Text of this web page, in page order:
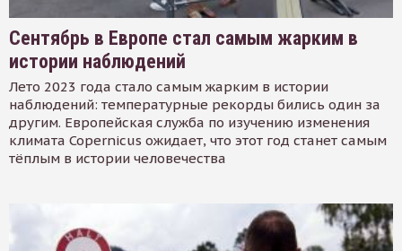
Сентябрь в Европе стал самым жарким в
истории наблюдений
Лето 2023 года стало самым жарким в истории
наблюдений: температурные рекорды бились один за
другим. Европейская служба по изучению изменения
климата Copernicus ожидает, что этот год станет самым
тёплым в истории человечества